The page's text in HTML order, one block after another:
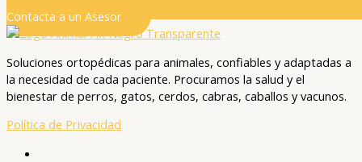
Contacta a un Asesor
Soluciones ortopédicas para animales, confiables y adaptadas a
la necesidad de cada paciente. Procuramos la salud y el
bienestar de perros, gatos, cerdos, cabras, caballos y vacunos.
Política de Privacidad